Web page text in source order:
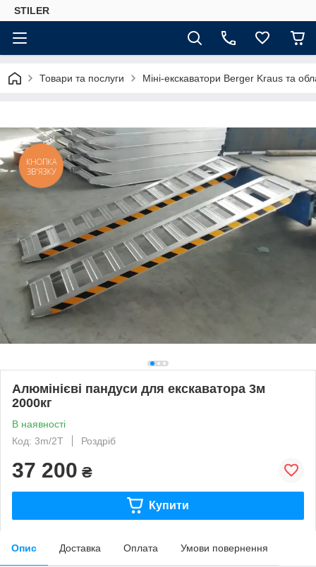
STILER
Товари та послуги Міні-екскаватори Berger Kraus та
Алюмінієві пандуси для екскаватора 3м
2000кг
В наявності
Код: 3m/2T
Роздріб
37 200 ₴
Купити
Опис Доставка Оплата Умови повернення
КНОПКА
ЗВ'ЯЗКУ